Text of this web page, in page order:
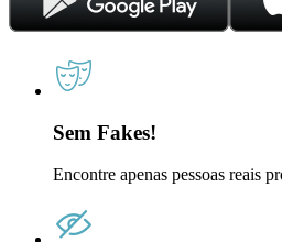
Sem Fakes!
Encontre apenas pessoas reais